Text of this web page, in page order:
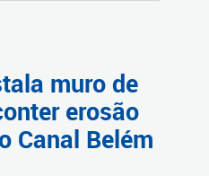
muro de
erosão
Canal Belém